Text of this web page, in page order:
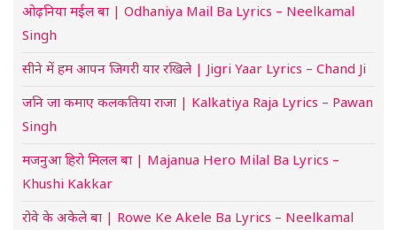
ओढ़निया मईल बा | Odhaniya Mail Ba Lyrics – Neelkamal
Singh
सीने में हम आपन जिगरी यार रखिले | Jigri Yaar Lyrics – Chand Ji
जनि जा कमाए कलकतिया राजा | Kalkatiya Raja Lyrics – Pawan
Singh
मजनुआ हिरो मिलल बा | Majanua Hero Milal Ba Lyrics –
Khushi Kakkar
रोवे के अकेले बा | Rowe Ke Akele Ba Lyrics – Neelkamal